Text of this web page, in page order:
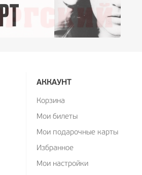
АККАУНТ
Корзина
Мои билеты
Мои подарочные карты
Избранное
Мои настройки